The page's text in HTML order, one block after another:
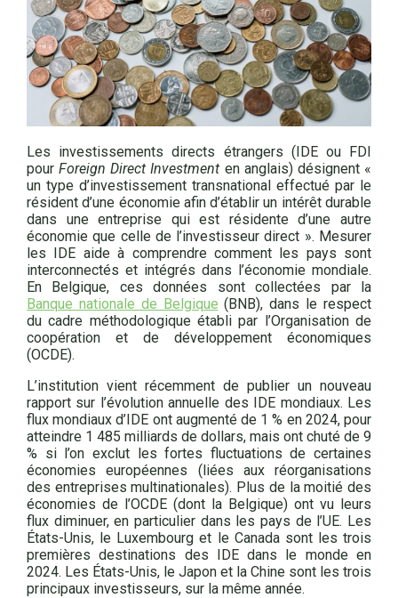
Les investissements directs étrangers (IDE ou FDI
pourForeign Direct Investment en anglais) désignent «
un type d’investissement transnational effectué par le
résident d’une économie afin d’établir un intérêt durable
dans une entreprise qui est résidente d’une autre
économie que celle de l’investisseur direct ». Mesurer
les IDE aide à comprendre comment les pays sont
interconnectés et intégrés dans l’économie mondiale.
En Belgique, ces données sont collectées par la
Banque nationale de Belgique (BNB), dans le respect
du cadre méthodologique établi par l’Organisation de
coopération et de développement économiques
(OCDE).
L’institution vient récemment de publier un nouveau
rapport sur l’évolution annuelle des IDE mondiaux. Les
flux mondiaux d’IDE ont augmenté de 1 % en 2024, pour
atteindre 1 485 milliards de dollars, mais ont chuté de 9
% si l’on exclut les fortes fluctuations de certaines
économies européennes (liées aux réorganisations
des entreprises multinationales). Plus de la moitié des
économies de l’OCDE (dont la Belgique) ont vu leurs
flux diminuer, en particulier dans les pays de l’UE. Les
États-Unis, le Luxembourg et le Canada sont les trois
premières destinations des IDE dans le monde en
2024. Les États-Unis, le Japon et la Chine sont les trois
principaux investisseurs, sur la même année.